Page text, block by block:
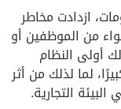
ازدادت مخاطر
من الموظفين أو
أولى النظام
لما لذلك من أثر
التجارية.